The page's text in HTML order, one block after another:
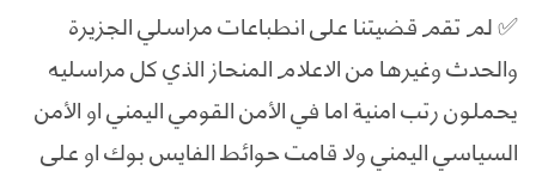
✅ ‏لم تقم قضيتنا على انطباعات مراسلي الجزيرة
والحدث وغيرها من الاعلام المنحاز الذي كل مراسليه
يحملون رتب امنية اما في الأمن القومي اليمني او الأمن
السياسي اليمني ولا قامت حوائط الفايس بوك او على